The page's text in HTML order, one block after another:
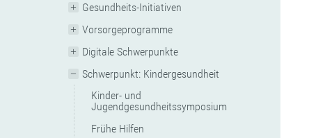
Gesundheits-Initiativen
Vorsorgeprogramme
Digitale Schwerpunkte
Schwerpunkt: Kindergesundheit
Kinder- und
Jugendgesundheitssymposium
Frühe Hilfen